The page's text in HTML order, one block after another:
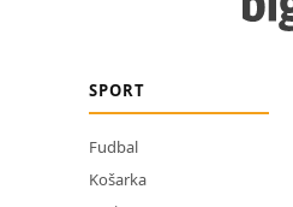
SPORT
Fudbal
Košarka